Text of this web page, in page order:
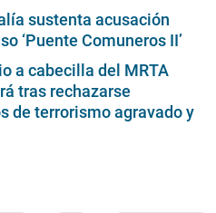
sustenta acusación
‘Puente Comuneros II’
a cabecilla del MRTA
tras rechazarse
de terrorismo agravado y